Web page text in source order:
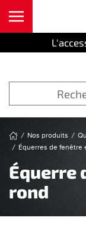
Nos produits
Équerres de fenêtre
Équerre
rond
Cookies